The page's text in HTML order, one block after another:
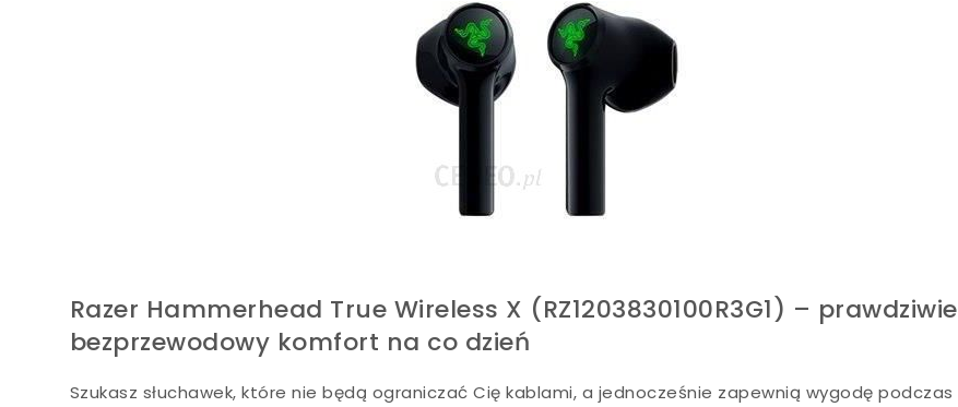
Razer Hammerhead True Wireless X (RZ1203830100R3G1) – prawdziwie
bezprzewodowy komfort na co dzień
Szukasz słuchawek, które nie będą ograniczać Cię kablami, a jednocześnie zapewnią wygodę podczas